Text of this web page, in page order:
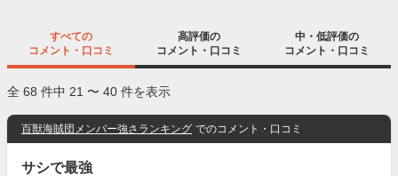
すべての
コメント・口コミ
高評価の
コメント・口コミ
中・低評価の
コメント・口コミ
全 68 件中 21 〜 40 件を表示
百獣海賊団メンバー強さランキング でのコメント・口コミ
サシで最強